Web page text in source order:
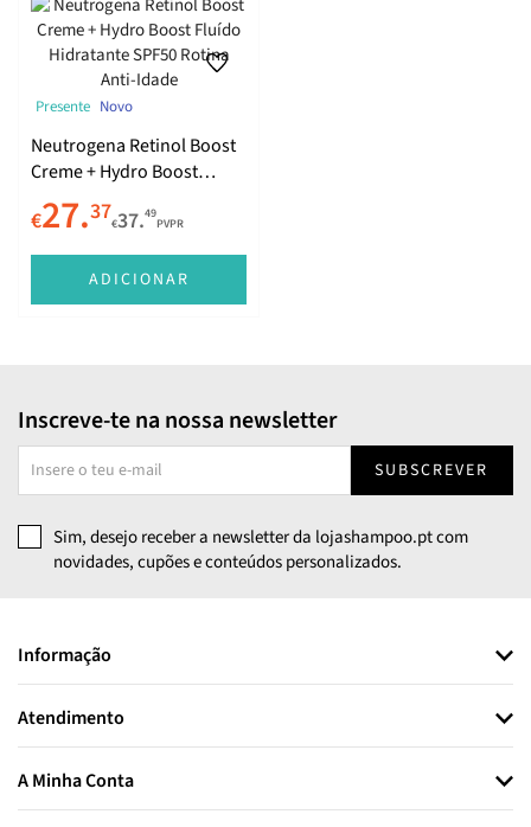
Presente Novo
Neutrogena Retinol Boost
Creme + Hydro Boost
Fluído Hidratante SPF50
Rotina Anti-Idade
€27.37€37.49
PVPR
ADICIONAR
Inscreve-te na nossa newsletter
SUBSCREVER
Sim, desejo receber a newsletter da lojashampoo.pt com
novidades, cupões e conteúdos personalizados.
Informação
Atendimento
A Minha Conta